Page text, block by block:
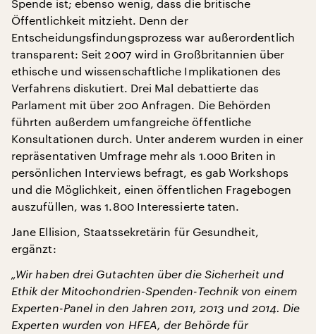
Spende ist; ebenso wenig, dass die britische
Öffentlichkeit mitzieht. Denn der
Entscheidungsfindungsprozess war außerordentlich
transparent: Seit 2007 wird in Großbritannien über
ethische und wissenschaftliche Implikationen des
Verfahrens diskutiert. Drei Mal debattierte das
Parlament mit über 200 Anfragen. Die Behörden
führten außerdem umfangreiche öffentliche
Konsultationen durch. Unter anderem wurden in einer
repräsentativen Umfrage mehr als 1.000 Briten in
persönlichen Interviews befragt, es gab Workshops
und die Möglichkeit, einen öffentlichen Fragebogen
auszufüllen, was 1.800 Interessierte taten.
Jane Ellision, Staatssekretärin für Gesundheit,
ergänzt:
„Wir haben drei Gutachten über die Sicherheit und
Ethik der Mitochondrien-Spenden-Technik von einem
Experten-Panel in den Jahren 2011, 2013 und 2014. Die
Experten wurden von HFEA, der Behörde für